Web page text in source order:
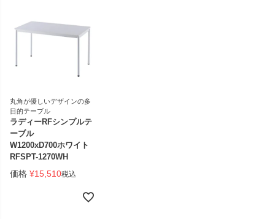
丸角が優しいデザインの多
目的テーブル
ラディーRFシンプルテ
ーブル
W1200xD700ホワイト
RFSPT-1270WH
価格 ¥15,510税込